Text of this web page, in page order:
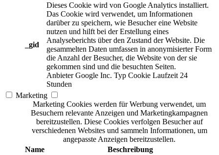
_gid
Dieses Cookie wird von Google Analytics installiert.
Das Cookie wird verwendet, um Informationen
darüber zu speichern, wie Besucher eine Website
nutzen und hilft bei der Erstellung eines
Analyseberichts über den Zustand der Website. Die
gesammelten Daten umfassen in anonymisierter Form
die Anzahl der Besucher, die Website von der sie
gekommen sind und die besuchten Seiten.
Anbieter Google Inc. Typ Cookie Laufzeit 24
Stunden
Marketing
Marketing Cookies werden für Werbung verwendet, um
Besuchern relevante Anzeigen und Marketingkampagnen
bereitzustellen. Diese Cookies verfolgen Besucher auf
verschiedenen Websites und sammeln Informationen, um
angepasste Anzeigen bereitzustellen.
Name
Beschreibung